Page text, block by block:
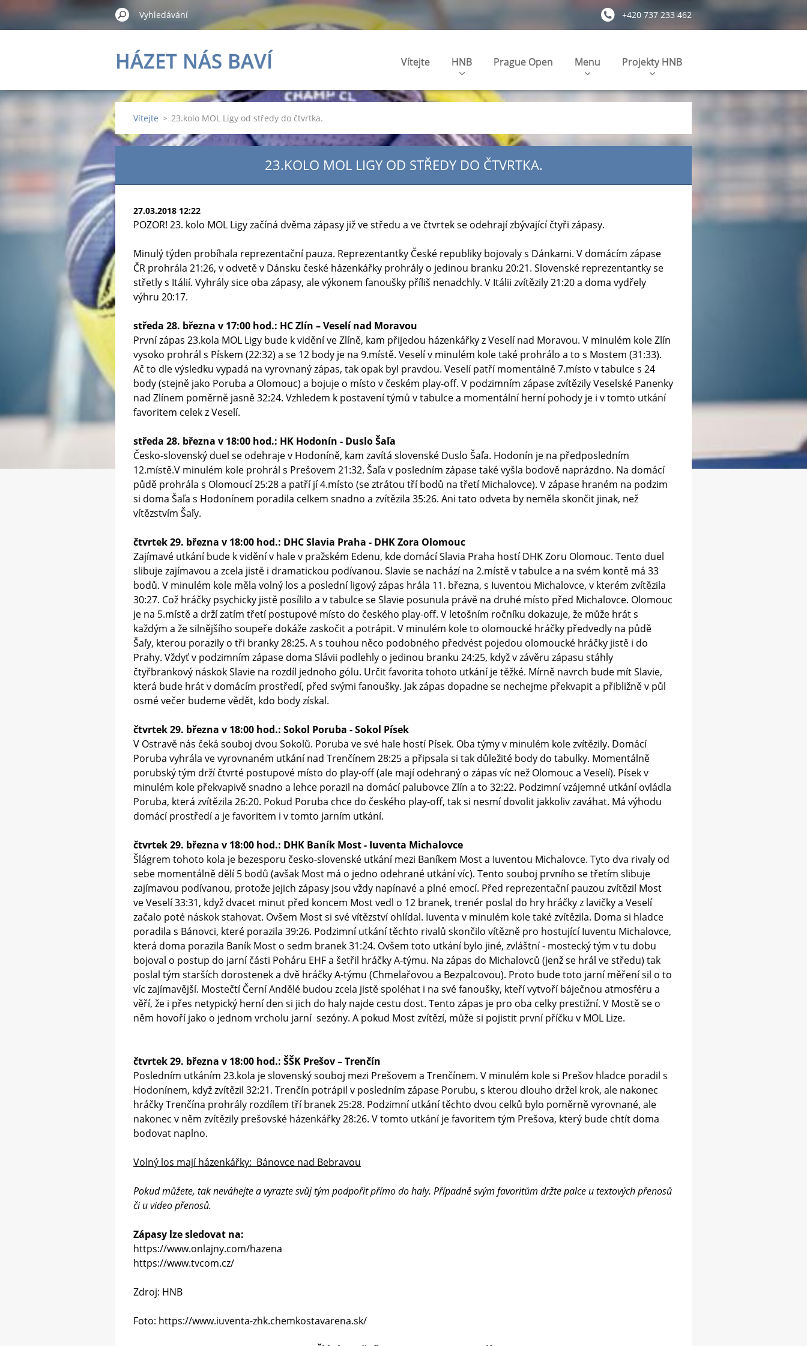
+420 737 233 462
HÁZET NÁS BAVÍ Vítejte HNB Prague Open Menu Projekty HNB
Vítejte > 23.kolo MOL Ligy od středy do čtvrtka.
23.KOLO MOL LIGY OD STŘEDY DO ČTVRTKA.
27.03.2018 12:22
POZOR! 23. kolo MOL Ligy začíná dvěma zápasy již ve středu a ve čtvrtek se odehrají zbývající čtyři zápasy.
Minulý týden probíhala reprezentační pauza. Reprezentantky České republiky bojovaly s Dánkami. V domácím zápase
ČR prohrála 21:26, v odvetě v Dánsku české házenkářky prohrály o jedinou branku 20:21. Slovenské reprezentantky se
střetly s Itálií. Vyhrály sice oba zápasy, ale výkonem fanoušky příliš nenadchly. V Itálii zvítězily 21:20 a doma vydřely
výhru 20:17.
středa 28. března v 17:00 hod.: HC Zlín – Veselí nad Moravou
První zápas 23.kola MOL Ligy bude k vidění ve Zlíně, kam přijedou házenkářky z Veselí nad Moravou. V minulém kole Zlín
vysoko prohrál s Pískem (22:32) a se 12 body je na 9.místě. Veselí v minulém kole také prohrálo a to s Mostem (31:33).
Ač to dle výsledku vypadá na vyrovnaný zápas, tak opak byl pravdou. Veselí patří momentálně 7.místo v tabulce s 24
body (stejně jako Poruba a Olomouc) a bojuje o místo v českém play-off. V podzimním zápase zvítězily Veselské Panenky
nad Zlínem poměrně jasně 32:24. Vzhledem k postavení týmů v tabulce a momentální herní pohody je i v tomto utkání
favoritem celek z Veselí.
středa 28. března v 18:00 hod.: HK Hodonín - Duslo Šaľa
Česko-slovenský duel se odehraje v Hodoníně, kam zavítá slovenské Duslo Šaľa. Hodonín je na předposledním
12.místě.V minulém kole prohrál s Prešovem 21:32. Šaľa v posledním zápase také vyšla bodově naprázdno. Na domácí
půdě prohrála s Olomoucí 25:28 a patří jí 4.místo (se ztrátou tří bodů na třetí Michalovce). V zápase hraném na podzim
si doma Šaľa s Hodonínem poradila celkem snadno a zvítězila 35:26. Ani tato odveta by neměla skončit jinak, než
vítězstvím Šaľy.
čtvrtek 29. března v 18:00 hod.: DHC Slavia Praha - DHK Zora Olomouc
Zajímavé utkání bude k vidění v hale v pražském Edenu, kde domácí Slavia Praha hostí DHK Zoru Olomouc. Tento duel
slibuje zajímavou a zcela jistě i dramatickou podívanou. Slavie se nachází na 2.místě v tabulce a na svém kontě má 33
bodů. V minulém kole měla volný los a poslední ligový zápas hrála 11. března, s Iuventou Michalovce, v kterém zvítězila
30:27. Což hráčky psychicky jistě posílilo a v tabulce se Slavie posunula právě na druhé místo před Michalovce. Olomouc
je na 5.místě a drží zatím třetí postupové místo do českého play-off. V letošním ročníku dokazuje, že může hrát s
každým a že silnějšího soupeře dokáže zaskočit a potrápit. V minulém kole to olomoucké hráčky předvedly na půdě
Šaľy, kterou porazily o tři branky 28:25. A s touhou něco podobného předvést pojedou olomoucké hráčky jistě i do
Prahy. Vždyť v podzimním zápase doma Slávii podlehly o jedinou branku 24:25, když v závěru zápasu stáhly
čtyřbrankový náskok Slavie na rozdíl jednoho gólu. Určit favorita tohoto utkání je těžké. Mírně navrch bude mít Slavie,
která bude hrát v domácím prostředí, před svými fanoušky. Jak zápas dopadne se nechejme překvapit a přibližně v půl
osmé večer budeme vědět, kdo body získal.
čtvrtek 29. března v 18:00 hod.: Sokol Poruba - Sokol Písek
V Ostravě nás čeká souboj dvou Sokolů. Poruba ve své hale hostí Písek. Oba týmy v minulém kole zvítězily. Domácí
Poruba vyhrála ve vyrovnaném utkání nad Trenčínem 28:25 a připsala si tak důležité body do tabulky. Momentálně
porubský tým drží čtvrté postupové místo do play-off (ale mají odehraný o zápas víc než Olomouc a Veselí). Písek v
minulém kole překvapivě snadno a lehce porazil na domácí palubovce Zlín a to 32:22. Podzimní vzájemné utkání ovládla
Poruba, která zvítězila 26:20. Pokud Poruba chce do českého play-off, tak si nesmí dovolit jakkoliv zaváhat. Má výhodu
domácí prostředí a je favoritem i v tomto jarním utkání.
čtvrtek 29. března v 18:00 hod.: DHK Baník Most - Iuventa Michalovce
Šlágrem tohoto kola je bezesporu česko-slovenské utkání mezi Baníkem Most a Iuventou Michalovce. Tyto dva rivaly od
sebe momentálně dělí 5 bodů (avšak Most má o jedno odehrané utkání víc). Tento souboj prvního se třetím slibuje
zajímavou podívanou, protože jejich zápasy jsou vždy napínavé a plné emocí. Před reprezentační pauzou zvítězil Most
ve Veselí 33:31, když dvacet minut před koncem Most vedl o 12 branek, trenér poslal do hry hráčky z lavičky a Veselí
začalo poté náskok stahovat. Ovšem Most si své vítězství ohlídal. Iuventa v minulém kole také zvítězila. Doma si hladce
poradila s Bánovci, které porazila 39:26. Podzimní utkání těchto rivalů skončilo vítězně pro hostující Iuventu Michalovce,
která doma porazila Baník Most o sedm branek 31:24. Ovšem toto utkání bylo jiné, zvláštní - mostecký tým v tu dobu
bojoval o postup do jarní části Poháru EHF a šetřil hráčky A-týmu. Na zápas do Michalovců (jenž se hrál ve středu) tak
poslal tým starších dorostenek a dvě hráčky A-týmu (Chmelařovou a Bezpalcovou). Proto bude toto jarní měření sil o to
víc zajímavější. Mostečtí Černí Andělé budou zcela jistě spoléhat i na své fanoušky, kteří vytvoří báječnou atmosféru a
věří, že i přes netypický herní den si jich do haly najde cestu dost. Tento zápas je pro oba celky prestižní. V Mostě se o
něm hovoří jako o jednom vrcholu jarní sezóny. A pokud Most zvítězí, může si pojistit první příčku v MOL Lize.
čtvrtek 29. března v 18:00 hod.: ŠŠK Prešov – Trenčín
Posledním utkáním 23.kola je slovenský souboj mezi Prešovem a Trenčínem. V minulém kole si Prešov hladce poradil s
Hodonínem, když zvítězil 32:21. Trenčín potrápil v posledním zápase Porubu, s kterou dlouho držel krok, ale nakonec
hráčky Trenčína prohrály rozdílem tří branek 25:28. Podzimní utkání těchto dvou celků bylo poměrně vyrovnané, ale
nakonec v něm zvítězily prešovské házenkářky 28:26. V tomto utkání je favoritem tým Prešova, který bude chtít doma
bodovat naplno.
Volný los mají házenkářky: Bánovce nad Bebravou
Pokud můžete, tak neváhejte a vyrazte svůj tým podpořit přímo do haly. Případně svým favoritům držte palce u textových přenosů
či u video přenosů.
Zápasy lze sledovat na:
https://www.onlajny.com/hazena
https://www.tvcom.cz/
Zdroj: HNB
Foto: https://www.iuventa-zhk.chemkostavarena.sk/